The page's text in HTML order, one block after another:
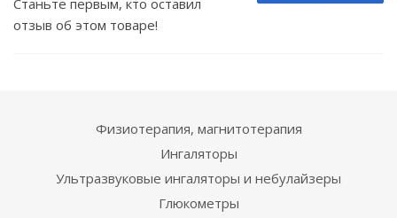
Станьте первым, кто оставил
отзыв об этом товаре!
Физиотерапия, магнитотерапия
Ингаляторы
Ультразвуковые ингаляторы и небулайзеры
Глюкометры